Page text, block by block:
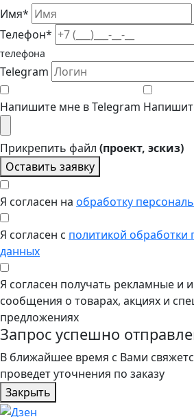
Имя*
Телефон*
телефона
Telegram
Напишите мне в Telegram
Прикрепить файл (проект, эскиз)
Оставить заявку
Я согласен на обработку
Я согласен с политикой обработки
данных
Я согласен получать рекламные
сообщения о товарах, акциях и
предложениях
Запрос успешно
В ближайшее время с Вами
проведет уточнения по заказу
Закрыть